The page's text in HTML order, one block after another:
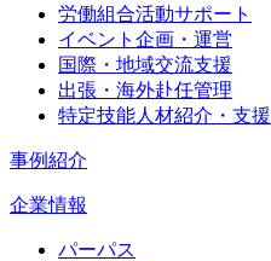
労働組合活動サポート
イベント企画・運営
国際・地域交流支援
出張・海外赴任管理
特定技能人材紹介・支援
事例紹介
企業情報
パーパス